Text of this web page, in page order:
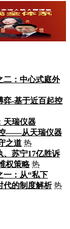
二：中心式庭外
弈-基于近百起控
天瑞仪器
控——从天瑞仪器
之道 热
、苏宁17亿胜诉
权策略 热
一：从“私下
的制度解析 热